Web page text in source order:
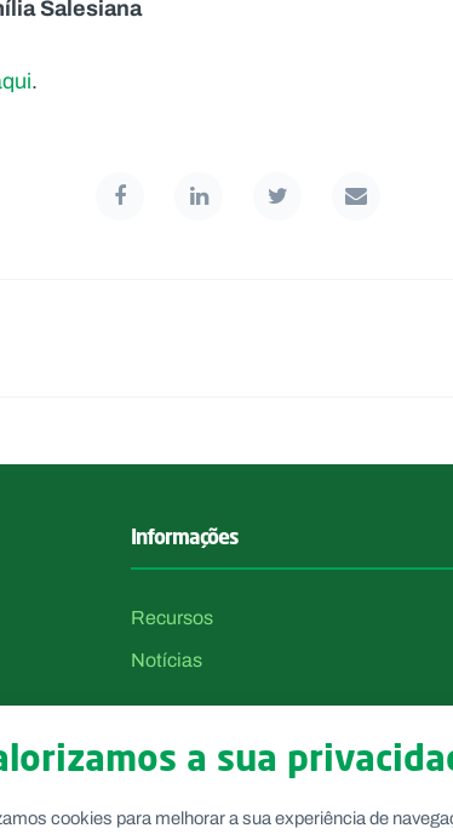
Salesiana
.
Informações
Recursos
Notícias
a sua
cookies para melhorar a sua experiência de